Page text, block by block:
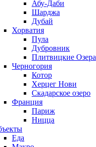
Абу-Даби
Шарджа
Дубай
Хорватия
Пула
Дубровник
Плитвицкие Озера
Черногория
Котор
Херцег Нови
Скадарское озеро
Франция
Париж
Ницца
Еда